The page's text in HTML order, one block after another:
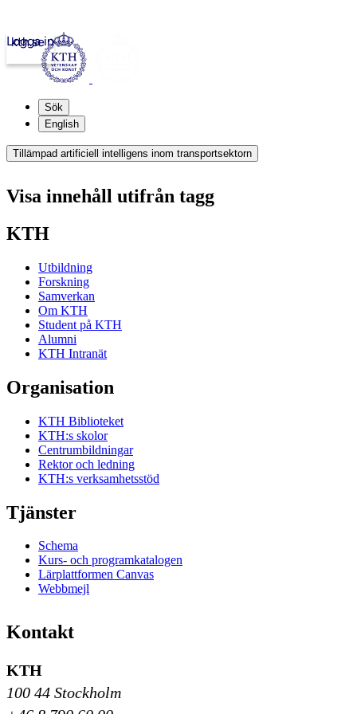
kth.se
Logga in
Sök
English
Tillämpad artificiell intelligens inom transportsektorn
Visa innehåll utifrån tagg
KTH
Utbildning
Forskning
Samverkan
Om KTH
Student på KTH
Alumni
KTH Intranät
Organisation
KTH Biblioteket
KTH:s skolor
Centrumbildningar
Rektor och ledning
KTH:s verksamhetsstöd
Tjänster
Schema
Kurs- och programkatalogen
Lärplattformen Canvas
Webbmejl
Kontakt
KTH
100 44 Stockholm